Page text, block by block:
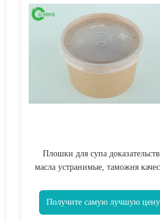
Плошки для супа
масла устранимые, таможня
Получите самую лучшую цену